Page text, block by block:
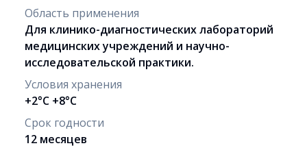
Область применения
Для клинико-диагностических лабораторий
медицинских учреждений и научно-
исследовательской практики.
Условия хранения
+2°C +8°C
Срок годности
12 месяцев